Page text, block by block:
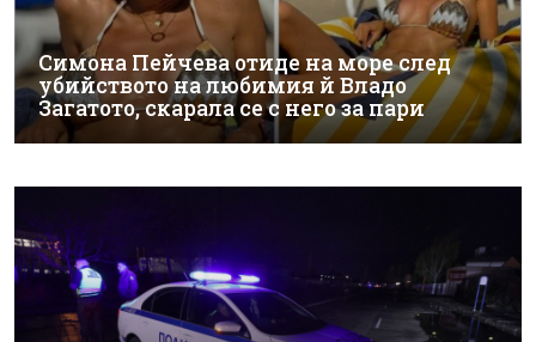
Симона Пейчева отиде на море след
убийството на любимия й Владо
Загатото, скарала се с него за пари